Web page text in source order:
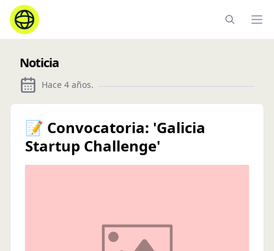
Noticia
Hace 4 años.
📝 Convocatoria: 'Galicia
Startup Challenge'